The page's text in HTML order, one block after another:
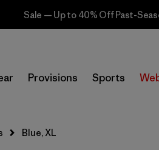
Sale — Up to 40% Off Past-
Provisions Sports
Selecciona una tienda
Filtrar por
Price
Blue, XL